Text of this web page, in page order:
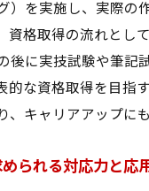
）を実施し、実際の
資格取得の流れとし
後に実技試験や筆記
的な資格取得を目指
、キャリアアップに
られる対応力と応